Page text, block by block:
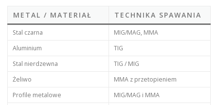
METAL / MATERIAŁ TECHNIKA SPAWANIA
Stal czarna
MIG/MAG, MMA
Aluminium
TIG
Stal nierdzewna
TIG / MIG
Żeliwo
MMA z przetopieniem
Profile metalowe
MIG/MAG i MMA